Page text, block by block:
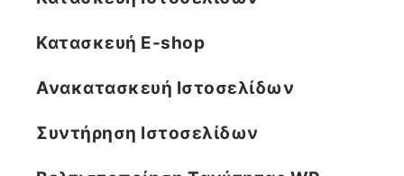
Κατασκευή E-shop
Ανακατασκευή Ιστοσελίδων
Συντήρηση Ιστοσελίδων